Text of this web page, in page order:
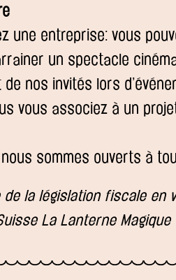
une entreprise: vous
un spectacle
de nos invités lors
vous associez à un
nous sommes ouverts à
de la législation fiscale en
La Lanterne